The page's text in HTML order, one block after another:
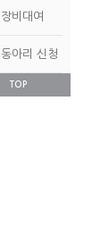
장비대여
동아리 신청
TOP